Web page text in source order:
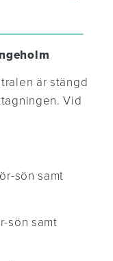
är stängd
Vid
sön samt
sön samt